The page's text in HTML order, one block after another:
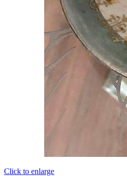
Click to enlarge